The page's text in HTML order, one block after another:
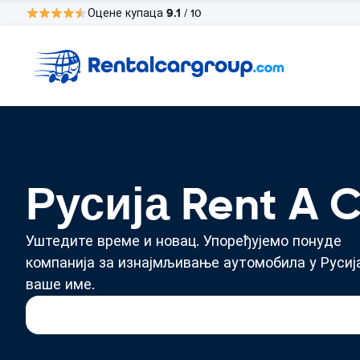
Оцене купаца 9.1 / 10
Русија Rent A
Уштедите време и новац. Упоређујемо понуде
компанија за изнајмљивање аутомобила у
ваше име.